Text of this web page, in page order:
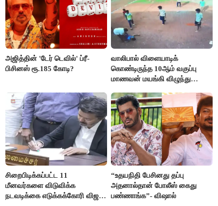
அஜித்தின் 'டேர் டெவில்' ப்ரீ-
பிசினஸ் ரூ.185 கோடி?
வாலிபால் விளையாடிக்
கொண்டிருந்த 10ஆம் வகுப்பு
மாணவன் மயங்கி விழுந்து
சிறைபிடிக்கப்பட்ட 11
மீனவர்களை விடுவிக்க
நடவடிக்கை எடுக்கக்கோரி விஜய்
“உதயநிதி பேசினது தப்பு
அதனால்தான் போலீஸ் கைது
பண்ணாங்க”- விஷால்